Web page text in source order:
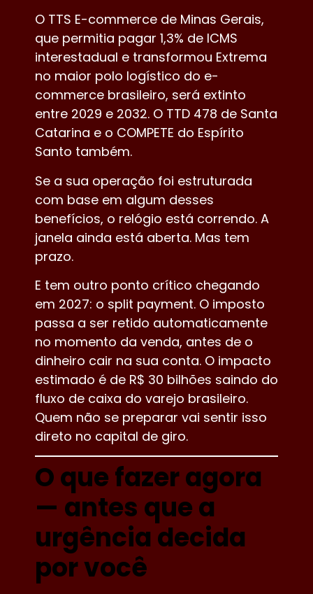
O TTS E-commerce de Minas Gerais,
que permitia pagar 1,3% de ICMS
interestadual e transformou Extrema
no maior polo logístico do e-
commerce brasileiro, será extinto
entre 2029 e 2032. O TTD 478 de Santa
Catarina e o COMPETE do Espírito
Santo também.
Se a sua operação foi estruturada
com base em algum desses
benefícios, o relógio está correndo. A
janela ainda está aberta. Mas tem
prazo.
E tem outro ponto crítico chegando
em 2027: o split payment. O imposto
passa a ser retido automaticamente
no momento da venda, antes de o
dinheiro cair na sua conta. O impacto
estimado é de R$ 30 bilhões saindo do
fluxo de caixa do varejo brasileiro.
Quem não se preparar vai sentir isso
direto no capital de giro.
O que fazer agora
— antes que a
urgência decida
por você